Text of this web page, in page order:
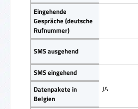
Eingehende
Gespräche (deutsche
Rufnummer)
SMS ausgehend
SMS eingehend
Datenpakete in
Belgien
JA